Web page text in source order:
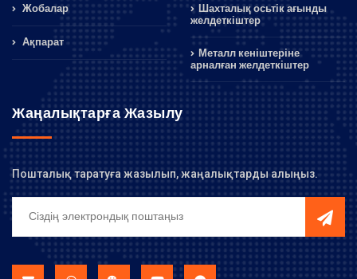
Жобалар
Ақпарат
Шахталық осьтік ағынды
желдеткіштер
Металл кеніштеріне
арналған желдеткіштер
Жаңалықтарға Жазылу
Пошталық таратуға жазылып, жаңалықтарды алыңыз.